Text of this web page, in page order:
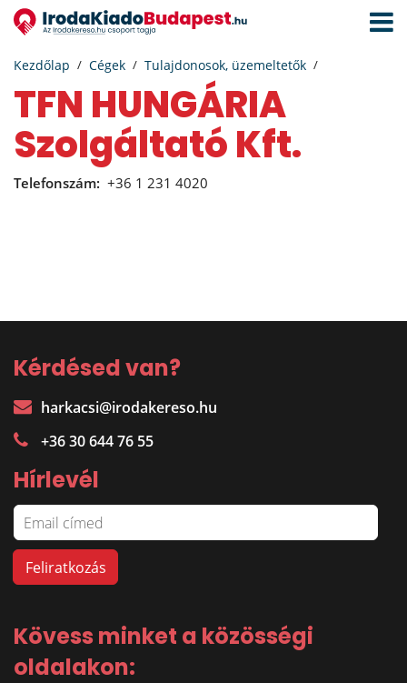
Kezdőlap Cégek Tulajdonosok, üzemeltetők
TFN HUNGÁRIA
Szolgáltató Kft.
Telefonszám: +36 1 231 4020
Kérdésed van?
harkacsi@irodakereso.hu
+36 30 644 76 55
Hírlevél
Kövess minket a közösségi
oldalakon: